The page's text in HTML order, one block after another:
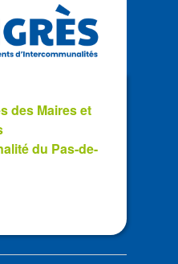
des Maires et
du Pas-de-